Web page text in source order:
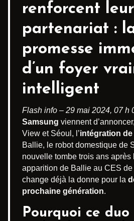
renforcent leur
partenariat :
promesse
d’un foyer
intelligent
Flash info – 29 mai 2024, 07 h
Samsung viennent
View et Séoul, l’intégration de
Ballie, le robot domestique de
nouvelle tombe trois ans après
apparition de Ballie au CES
change déjà la donne pour la
prochaine génération.
Pourquoi ce duo